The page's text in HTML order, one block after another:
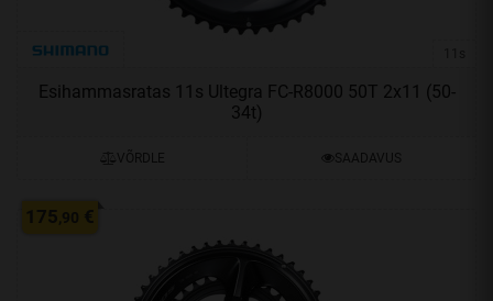
Esihammasratas 11s Ultegra FC-R8000 50T 2x11 (50-
34t)
VÕRDLE SAADAVUS
175,90 €